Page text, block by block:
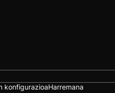
konfigurazioaHarremana